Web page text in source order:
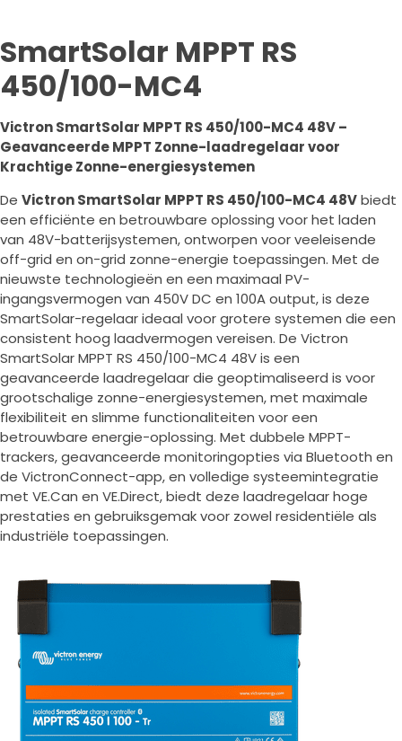
SmartSolar MPPT RS
450/100-MC4
Victron SmartSolar MPPT RS 450/100-MC4 48V –
Geavanceerde MPPT Zonne-laadregelaar voor
Krachtige Zonne-energiesystemen
De Victron SmartSolar MPPT RS 450/100-MC4 48Vbiedt
een efficiënte en betrouwbare oplossing voor het laden
van 48V-batterijsystemen, ontworpen voor veeleisende
off-grid en on-grid zonne-energie toepassingen. Met de
nieuwste technologieën en een maximaal PV-
ingangsvermogen van 450V DC en 100A output, is deze
SmartSolar-regelaar ideaal voor grotere systemen die een
consistent hoog laadvermogen vereisen. De Victron
SmartSolar MPPT RS 450/100-MC4 48V is een
geavanceerde laadregelaar die geoptimaliseerd is voor
grootschalige zonne-energiesystemen, met maximale
flexibiliteit en slimme functionaliteiten voor een
betrouwbare energie-oplossing. Met dubbele MPPT-
trackers, geavanceerde monitoringopties via Bluetooth en
de VictronConnect-app, en volledige systeemintegratie
met VE.Can en VE.Direct, biedt deze laadregelaar hoge
prestaties en gebruiksgemak voor zowel residentiële als
industriële toepassingen.